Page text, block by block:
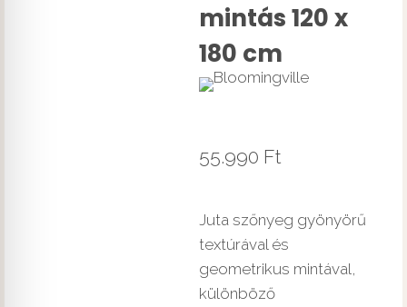
mintás 120 x
180 cm
55.990 Ft
Juta szőnyeg gyönyörű
textúrával és
geometrikus mintával,
különböző